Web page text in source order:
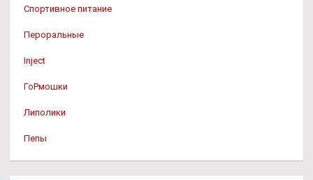
Спортивное питание
Пероральные
Inject
ГоРмошки
Липолики
Пепы